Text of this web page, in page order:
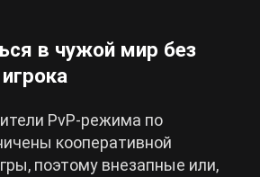
в чужой мир без
PvP-режима по
кооперативной
поэтому внезапные или,